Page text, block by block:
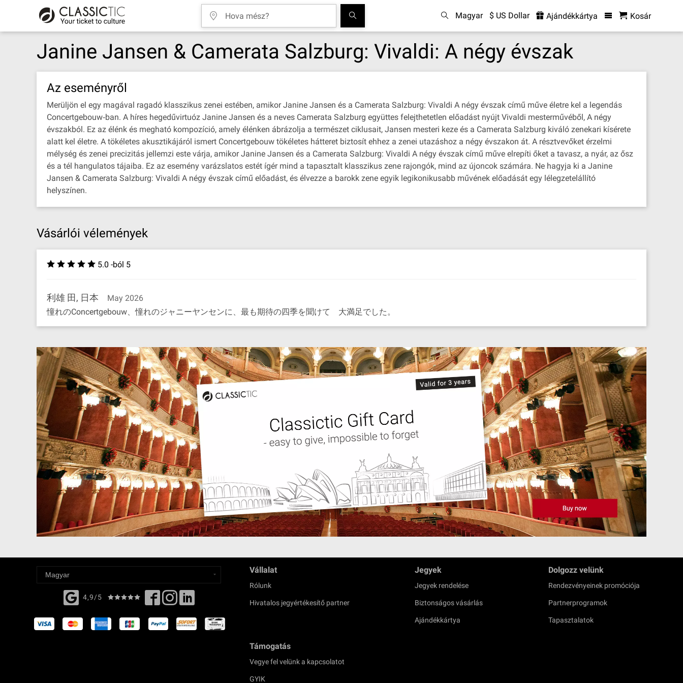
Magyar $ US Dollar Ajándékkártya Kosár
Janine Jansen & Camerata Salzburg: Vivaldi: A négy évszak
Az eseményről
Merüljön el egy magával ragadó klasszikus zenei estében, amikor Janine Jansen és a Camerata Salzburg: Vivaldi A négy évszak című műve életre kel a legendás
Concertgebouw‐ban. A híres hegedűvirtuóz Janine Jansen és a neves Camerata Salzburg együttes felejthetetlen előadást nyújt Vivaldi mesterművéből, A négy
évszakból. Ez az élénk és megható kompozíció, amely élénken ábrázolja a természet ciklusait, Jansen mesteri keze és a Camerata Salzburg kiváló zenekari kísérete
alatt kel életre. A tökéletes akusztikájáról ismert Concertgebouw tökéletes hátteret biztosít ehhez a zenei utazáshoz a négy évszakon át. A résztvevőket érzelmi
mélység és zenei precizitás jellemzi este várja, amikor Janine Jansen és a Camerata Salzburg: Vivaldi A négy évszak című műve elrepíti őket a tavasz, a nyár, az ősz
és a tél hangulatos tájaiba. Ez az esemény varázslatos estét ígér mind a tapasztalt klasszikus zene rajongók, mind az újoncok számára. Ne hagyja ki a Janine
Jansen & Camerata Salzburg: Vivaldi A négy évszak című előadást, és élvezze a barokk zene egyik legikonikusabb művének előadását egy lélegzetelállító
helyszínen.
Vásárlói vélemények
5.0 -ból 5
利雄 田, 日本
May 2026
憧れのConcertgebouw、憧れのジャニーヤンセンに、最も期待の四季を聞けて 大満足でした。
4,9/5
Vállalat
Rólunk
Hivatalos jegyértékesítő partner
Jegyek
Jegyek rendelése
Biztonságos vásárlás
Ajándékkártya
Dolgozz velünk
Rendezvényeinek promóciója
Partnerprogramok
Tapasztalatok
Támogatás
Vegye fel velünk a kapcsolatot
GYIK